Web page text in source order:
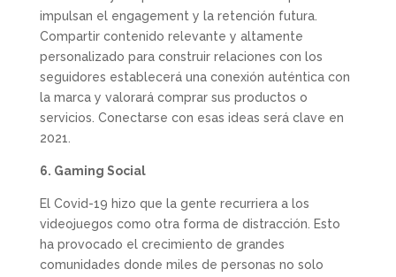
impulsan el engagement y la retención futura.
Compartir contenido relevante y altamente
personalizado para construir relaciones con los
seguidores establecerá una conexión auténtica con
la marca y valorará comprar sus productos o
servicios. Conectarse con esas ideas será clave en
2021.
6. Gaming Social
El Covid-19 hizo que la gente recurriera a los
videojuegos como otra forma de distracción. Esto
ha provocado el crecimiento de grandes
comunidades donde miles de personas no solo